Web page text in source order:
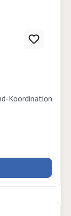
Koordination